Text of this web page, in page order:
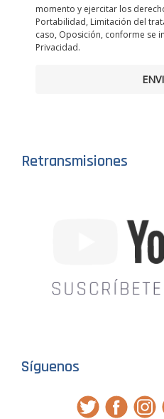
momento y ejercitar los
Portabilidad, Limitación del
caso, Oposición, conforme se
Privacidad.
Retransmisiones
Síguenos